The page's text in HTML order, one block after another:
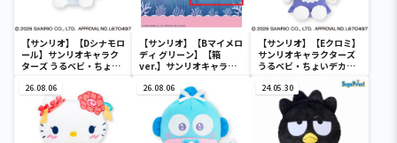
【サンリオ】【Dシナモロ
ール】サンリオキャラク
ターズ うるベビ・ちょい
【サンリオ】【Bマイメロ
ディ グリーン】【箱
ver.】サンリオキャラク
SOFVIMATES～マイメロ
ディ マーメイドver. ～
【サンリオ】【Eクロミ】
サンリオキャラクターズ
うるベビ・ちょいデカド
26.08.06 26.08.06 24.05.30